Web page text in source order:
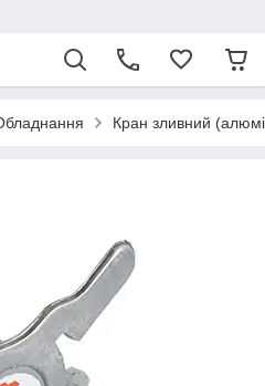
Кран зливний